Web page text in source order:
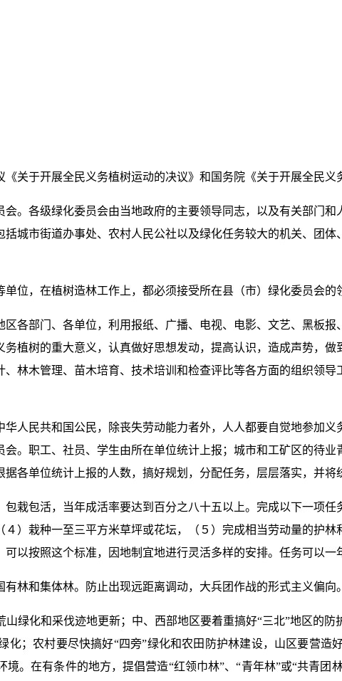
关于开展全民义务植树运动的决议》和国务院《关于开展全民义
。各级绿化委员会由当地政府的主要领导同志，以及有关部门
城市街道办事处、农村人民公社以及绿化任务较大的机关、团
位，在植树造林工作上，都必须接受所在县（市）绿化委员会的
各部门、各单位，利用报纸、广播、电视、电影、文艺、黑板
植树的重大意义，认真做好思想发动，提高认识，造成声势，
林木管理、苗木培育、技术培训和检查评比等各方面的组织领
人民共和国公民，除丧失劳动能力者外，人人都要自觉地参加
。职工、社员、学生由所在单位统计上报；城市和工矿区的待
各单位统计上报的人数，搞好规划，分配任务，层层落实，并将
栽包活，当年成活率要达到百分之八十五以上。完成以下一项
）栽种一至三平方米草坪或花坛，（５）完成相当劳动量的护林
以按照这个标准，因地制宜地进行灵活多样的安排。任务可以一
林和集体林。防止出现远距离调动，大兵团作战的形式主义偏向。
绿化和采伐迹地更新；中、西部地区要着重搞好“三北”地区的
；农村要尽快搞好“四旁”绿化和农田防护林建设，山区要营造
。在有条件的地方，提倡营造“红领巾林”、“青年林”或“共青团